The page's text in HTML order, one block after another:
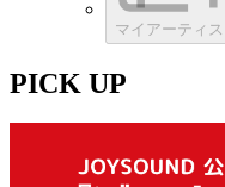
マイアーティス
PICK UP